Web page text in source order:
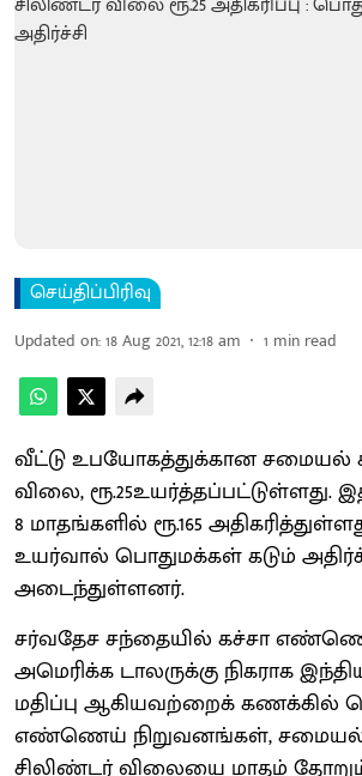
செய்திப்பிரிவு
Updated on:18 Aug 2021, 12:18 am 1 min read
வீட்டு உபயோகத்துக்கான சமையல்
விலை, ரூ.25உயர்த்தப்பட்டுள்ளது.
8 மாதங்களில் ரூ.165
உயர்வால் பொதுமக்கள் கடும்
அடைந்துள்ளனர்.
சர்வதேச சந்தையில் கச்சா
அமெரிக்க டாலருக்கு நிகராக
மதிப்பு ஆகியவற்றைக் கணக்கில்
எண்ணெய் நிறுவனங்கள்,
சிலிண்டர் விலையை மாதம்